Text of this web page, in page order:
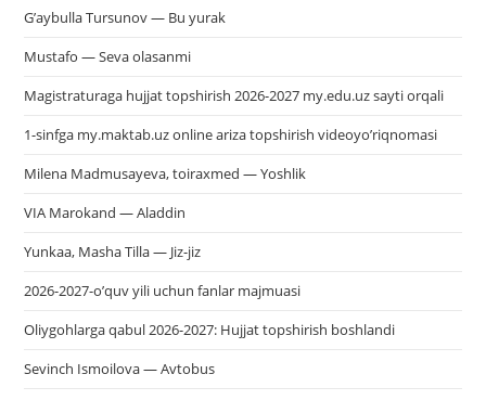
G’aybulla Tursunov — Bu yurak
Mustafo — Seva olasanmi
Magistraturaga hujjat topshirish 2026-2027 my.edu.uz sayti orqali
1-sinfga my.maktab.uz online ariza topshirish videoyo’riqnomasi
Milena Madmusayeva, toiraxmed — Yoshlik
VIA Marokand — Aladdin
Yunkaa, Masha Tilla — Jiz-jiz
2026-2027-o’quv yili uchun fanlar majmuasi
Oliygohlarga qabul 2026-2027: Hujjat topshirish boshlandi
Sevinch Ismoilova — Avtobus